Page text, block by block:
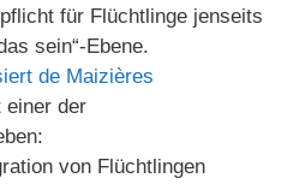
für Flüchtlinge jenseits
sein“-Ebene.
de Maizières
einer der
von Flüchtlingen